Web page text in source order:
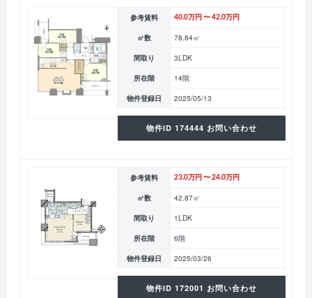
参考賃料 40.0万円 〜 42.0万円
㎡数 78.84㎡
間取り 3LDK
所在階 14階
物件登録日 2025/05/13
物件ID 174444 お問い合わせ
参考賃料 23.0万円 〜 24.0万円
㎡数 42.87㎡
間取り 1LDK
所在階 6階
物件登録日 2025/03/26
物件ID 172001 お問い合わせ